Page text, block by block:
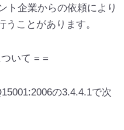
ト企業からの依頼により
ことがあります。
いて = =
の3.4.4.1で次